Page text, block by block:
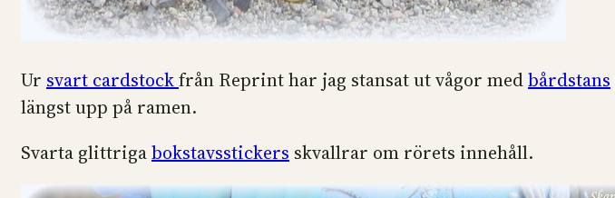
Ur svart cardstockfrån Reprint har jag stansat ut vågor medbårdstans
längst upp på ramen.
Svarta glittrigabokstavsstickers skvallrar om rörets innehåll.